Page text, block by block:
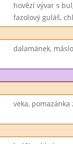
hovězí vývar s
fazolový guláš,
dalamánek,
veka,